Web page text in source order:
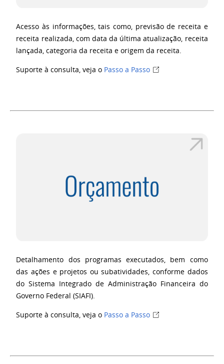
Acesso às informações, tais como, previsão de receita e
receita realizada, com data da última atualização, receita
lançada, categoria da receita e origem da receita.
Suporte à consulta, veja o Passo a Passo
Detalhamento dos programas executados, bem como
das ações e projetos ou subatividades, conforme dados
do Sistema Integrado de Administração Financeira do
Governo Federal (SIAFI).
Suporte à consulta, veja o Passo a Passo